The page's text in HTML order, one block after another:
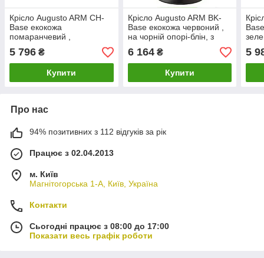
Крісло Augusto ARM CH-
Base екокожа
помаранчевий ,
хромованою опорі-блін, з
регулюванням висоти
5 796 ₴
Купити
Крісло Augusto ARM BK-
Base екокожа червоний ,
на чорній опорі-блін, з
регулюванням висоти
6 164₴
Купити
5
Про нас
94% позитивних з 112 відгуків за рік
Працює з 02.04.2013
м. Київ
Магнітогорська 1-А, Київ, Україна
Контакти
Сьогодні працює з 08:00 до 17:00
Показати весь графік роботи